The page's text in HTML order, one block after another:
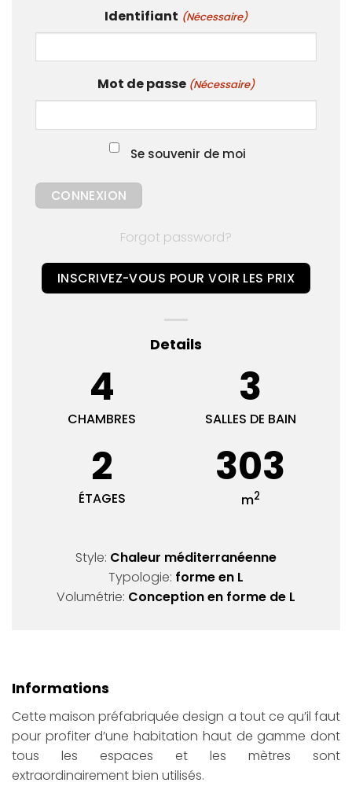
Identifiant (Nécessaire)
Mot de passe (Nécessaire)
Se souvenir de moi
Forgot password?
INSCRIVEZ-VOUS POUR VOIR LES PRIX
Details
4
CHAMBRES
3
SALLES DE BAIN
2
ÉTAGES
303
m2
Style: Chaleur méditerranéenne
Typologie: forme en L
Volumétrie: Conception en forme de L
Informations
Cette maison préfabriquée design a tout ce qu’il faut
pour profiter d’une habitation haut de gamme dont
tous les espaces et les mètres sont
extraordinairement bien utilisés.